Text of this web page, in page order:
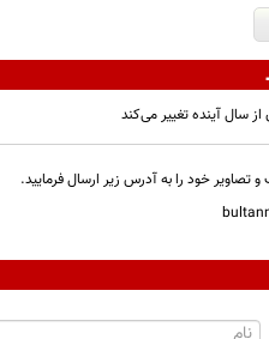
سال آینده تغییر می‌کند
تصاویر خود را به آدرس زیر ارسال فرمایید.